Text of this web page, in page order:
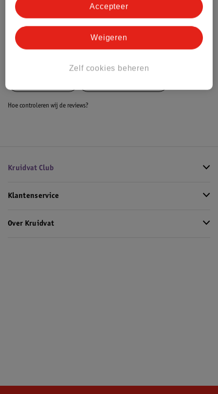
Bestel & Bezorginformatie
Hoe controleren wij de reviews?
Kruidvat Club
Klantenservice
Over Kruidvat
Zelf cookies beheren
Weigeren
Accepteer